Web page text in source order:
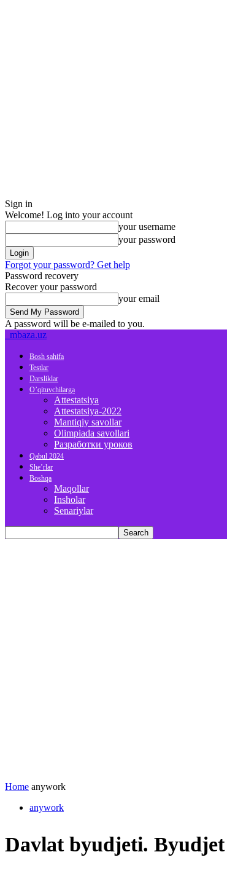
Sign in
Welcome! Log into your account
your username
your password
Forgot your password? Get help
Password recovery
Recover your password
your email
A password will be e-mailed to you.
mbaza.uz
Bosh sahifa
Testlar
Darsliklar
O’qituvchilarga
Attestatsiya
Attestatsiya-2022
Mantiqiy savollar
Olimpiada savollari
Разработки уроков
Qabul 2024
She’rlar
Boshqa
Maqollar
Insholar
Senariylar
Home anywork
anywork
Dаvlаt byudjeti.